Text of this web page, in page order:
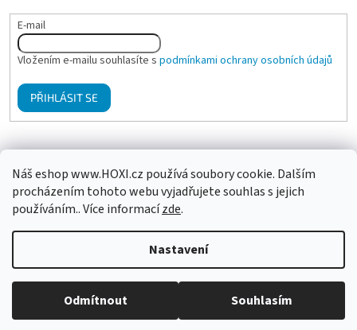
Náš eshop www.HOXI.cz používá soubory cookie. Dalším
procházením tohoto webu vyjadřujete souhlas s jejich
používáním.. Více informacízde.
Nastavení
Odmítnout Souhlasím
E-mail
Vložením e-mailu souhlasíte s podmínkami ochrany osobních údajů
PŘIHLÁSIT SE
Copyright 2026HOXI ušní a tělové svíčky. Všechna práva
vyhrazena.
Upravit nastavení cookies